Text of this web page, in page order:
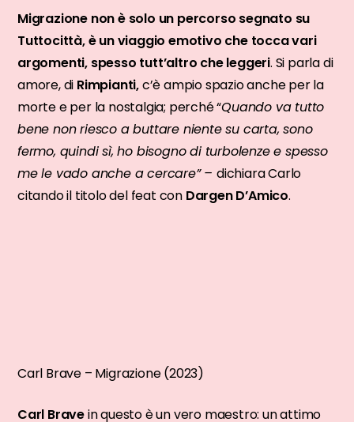
Migrazione non è solo un percorso segnato su
Tuttocittà, è un viaggio emotivo che tocca vari
argomenti, spesso tutt’altro che leggeri. Si parla di
amore, di Rimpianti,c’è ampio spazio anche per la
morte e per la nostalgia; perché “Quando va tutto
bene non riesco a buttare niente su carta, sono
fermo, quindi sì, ho bisogno di turbolenze e spesso
me le vado anche a cercare” –dichiara Carlo
citando il titolo del feat con Dargen D’Amico.
Carl Brave – Migrazione (2023)
Carl Bravein questo è un vero maestro: un attimo